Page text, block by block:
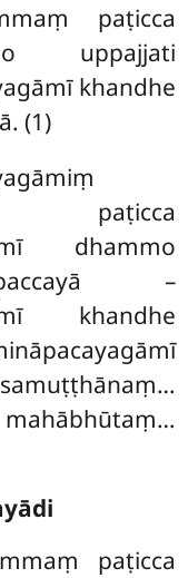
paṭicca
uppajjati
khandhe
(1)
dhammo
–
khandhe
paṭicca